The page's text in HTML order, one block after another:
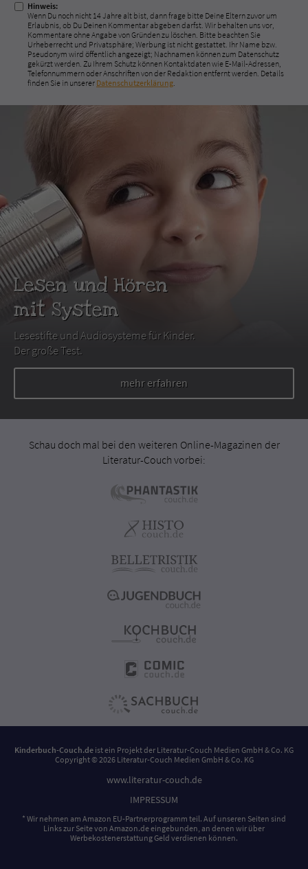
Hinweis:
Wenn Du noch nicht 14 Jahre alt bist, dann frage bitte Deine Eltern zuvor um
Erlaubnis, ob Du Deinen Kommentar abgeben darfst. Wir behalten uns vor,
Kommentare ohne Angabe von Gründen zu löschen. Bitte beachten Sie
Urheberrecht und Privatsphäre; Werbung ist nicht gestattet. Ihr Name bzw.
Pseudonym wird öffentlich angezeigt; Nachnamen können zum Datenschutz
gekürzt werden. Zu Ihrem Schutz können Kontaktdaten wie E-Mail-Adressen,
Telefonnummern oder Anschriften von der Redaktion entfernt werden. Details
finden Sie in unserer Datenschutzerklärung.
Lesen und Hören
mit System
Lesestifte und Audiosysteme für Kinder.
Der große Test.
mehr erfahren
Schau doch mal bei den weiteren Online-Magazinen der
Literatur-Couch vorbei:
Kinderbuch-Couch.de ist ein Projekt der Literatur-Couch Medien GmbH & Co. KG
Copyright © 2026 Literatur-Couch Medien GmbH & Co. KG
www.literatur-couch.de
IMPRESSUM
* Wir nehmen am Amazon EU-Partnerprogramm teil. Auf unseren Seiten sind
Links zur Seite von Amazon.de eingebunden, an denen wir über
Werbekostenerstattung Geld verdienen können.